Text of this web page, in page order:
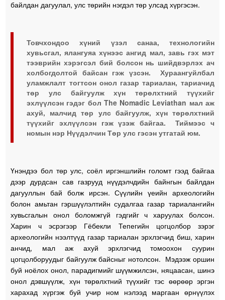
байлдан дагуулал, улс төрийн нэгдэл төр улсад хүргэсэн.
Товчхондоо хүний үзэл санаа, технологийн
хувьсгал, ялангуяа хүнээс ангид мал, завь гэх мэт
тээврийн хэрэгсэл бий болсон нь шийдвэрлэх ач
холбогдолтой байсан гэж үзсэн. Хураангуйлбал
уламжлалт тогтсон онол газар тариалан, тариачид
төр улс байгуулж хүн төрөлхтний түүхийг
эхлүүлсэн гэдэг бол The Nomadic Leviathan мал аж
ахуй, малчид төр улс байгуулж, хүн төрөлхтний
түүхийг эхлүүлсэн гэж үзэж байгаа. Тиймээс ч
номын нэр Нүүдэлчин Төр улс гэсэн утгатай юм.
Үнэндээ бол төр улс, соёл иргэншлийн голомт гээд байгаа
дээр дурдсан сав газрууд нүүдэлчдийн байнгын байлдан
дагууллын бай болж ирсэн. Сүүлийн үеийн археологийн
болон амьтан гэршүүлэлтийн судалгаа газар тариалангийн
хувьсгалын онол боломжгүй гэдгийг ч харуулах болсон.
Харин ч эсрэгээр Гёбекли Тепегийн цогцолбор зэрэг
археологийн нээлтүүд газар тариалан эрхлэгчид биш, харин
анчид, мал аж ахуй эрхлэгчид томоохон суурин
цогцолборуудыг байгуулж байсныг нотолсон. Мэдээж оршин
буй ноёлох онол, парадигмийг шүүмжилсэн, няцаасан, шинэ
онол дэвшүүлж, хүн төрөлхтний түүхийг тэс өөрөөр эргэн
харахад хүргэж буй учир ном нэлээд маргаан өрнүүлэх